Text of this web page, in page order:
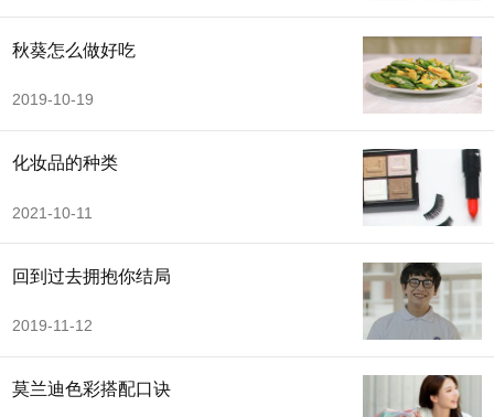
秋葵怎么做好吃
2019-10-19
化妆品的种类
2021-10-11
回到过去拥抱你结局
2019-11-12
莫兰迪色彩搭配口诀